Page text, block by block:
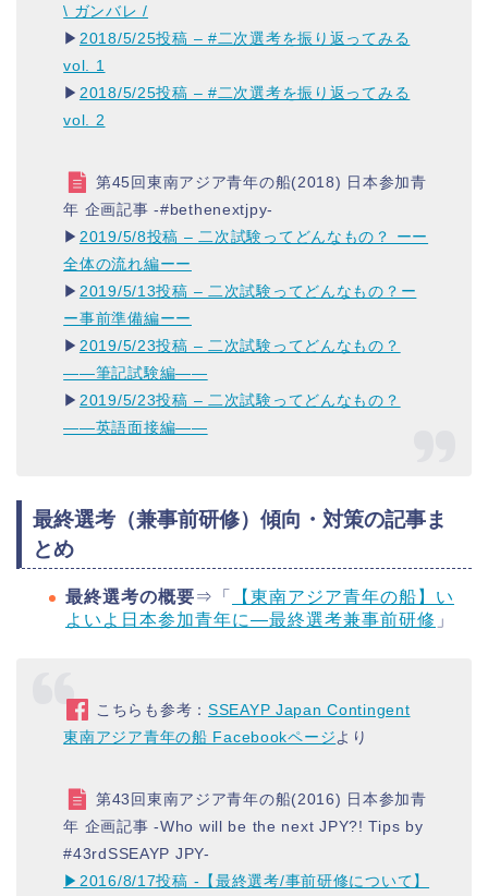
\ ガンバレ /
▶︎ 2018/5/25投稿 – #二次選考を振り返ってみる
vol. 1
▶︎ 2018/5/25投稿 – #二次選考を振り返ってみる
vol. 2
第45回東南アジア青年の船(2018) 日本参加青
年 企画記事 -#bethenextjpy-
▶︎ 2019/5/8投稿 – 二次試験ってどんなもの？ ーー
全体の流れ編ーー
▶︎ 2019/5/13投稿 – 二次試験ってどんなもの？ー
ー事前準備編ーー
▶︎ 2019/5/23投稿 – 二次試験ってどんなもの？
――筆記試験編――
▶︎ 2019/5/23投稿 – 二次試験ってどんなもの？
――英語面接編――
最終選考（兼事前研修）傾向・対策の記事ま
とめ
最終選考の概要⇒「
【東南アジア青年の船】い
よいよ日本参加青年に―最終選考兼事前研修 」
こちらも参考： SSEAYP Japan Contingent
東南アジア青年の船 Facebookページより
第43回東南アジア青年の船(2016) 日本参加青
年 企画記事 -Who will be the next JPY?! Tips by
#43rdSSEAYP JPY-
▶︎2016/8/17投稿 -【最終選考/事前研修について】